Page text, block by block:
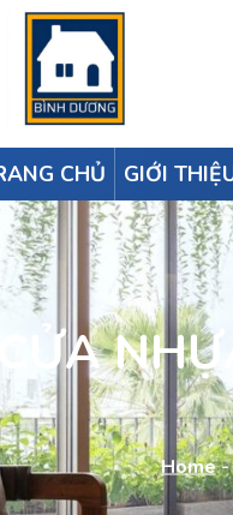
CHỦ GIỚI
CỬA
Home-